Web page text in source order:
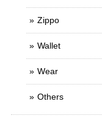
Zippo
Wallet
Wear
Others